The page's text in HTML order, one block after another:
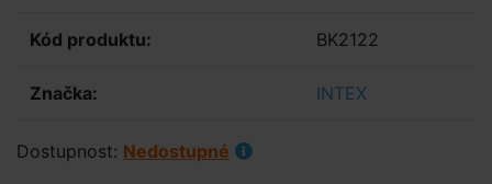
Kód produktu: BK2122
Značka: INTEX
Dostupnost: Nedostupné